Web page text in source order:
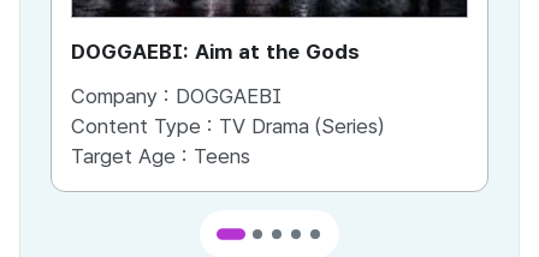
DOGGAEBI: Aim at the Gods
Company : DOGGAEBI
Content Type : TV Drama (Series)
Target Age : Teens